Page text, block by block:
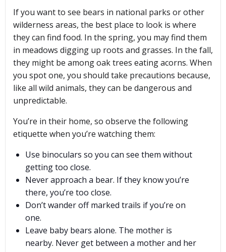
If you want to see bears in national parks or other
wilderness areas, the best place to look is where
they can find food. In the spring, you may find them
in meadows digging up roots and grasses. In the fall,
they might be among oak trees eating acorns. When
you spot one, you should take precautions because,
like all wild animals, they can be dangerous and
unpredictable.
You’re in their home, so observe the following
etiquette when you’re watching them:
Use binoculars so you can see them without
getting too close.
Never approach a bear. If they know you’re
there, you’re too close.
Don’t wander off marked trails if you’re on
one.
Leave baby bears alone. The mother is
nearby. Never get between a mother and her